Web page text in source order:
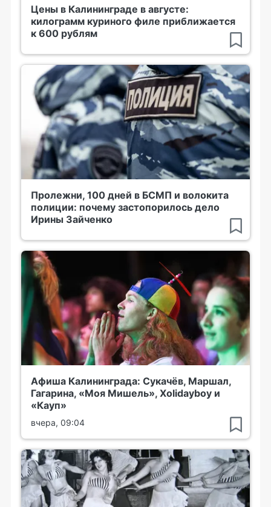
Цены в Калининграде в августе:
килограмм куриного филе приближается
к 600 рублям
Пролежни, 100 дней в БСМП и волокита
полиции: почему застопорилось дело
Ирины Зайченко
Афиша Калининграда: Сукачёв, Маршал,
Гагарина, «Моя Мишель», Xolidayboy и
«Кауп»
вчера, 09:04